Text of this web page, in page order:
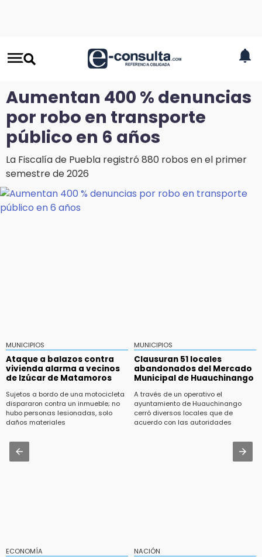
Aumentan 400 % denuncias
por robo en transporte
público en 6 años
La Fiscalía de Puebla registró 880 robos en el primer
semestre de 2026
MUNICIPIOS
Ataque a balazos contra
vivienda alarma a vecinos
de Izúcar de Matamoros
Sujetos a bordo de una motocicleta
dispararon contra un inmueble; no
hubo personas lesionadas, solo
daños materiales
MUNICIPIOS
Clausuran 51 locales
abandonados del Mercado
Municipal de Huauchinango
A través de un operativo el
ayuntamiento de Huauchinango
cerró diversos locales que de
acuerdo con las autoridades
ECONOMÍA NACIÓN